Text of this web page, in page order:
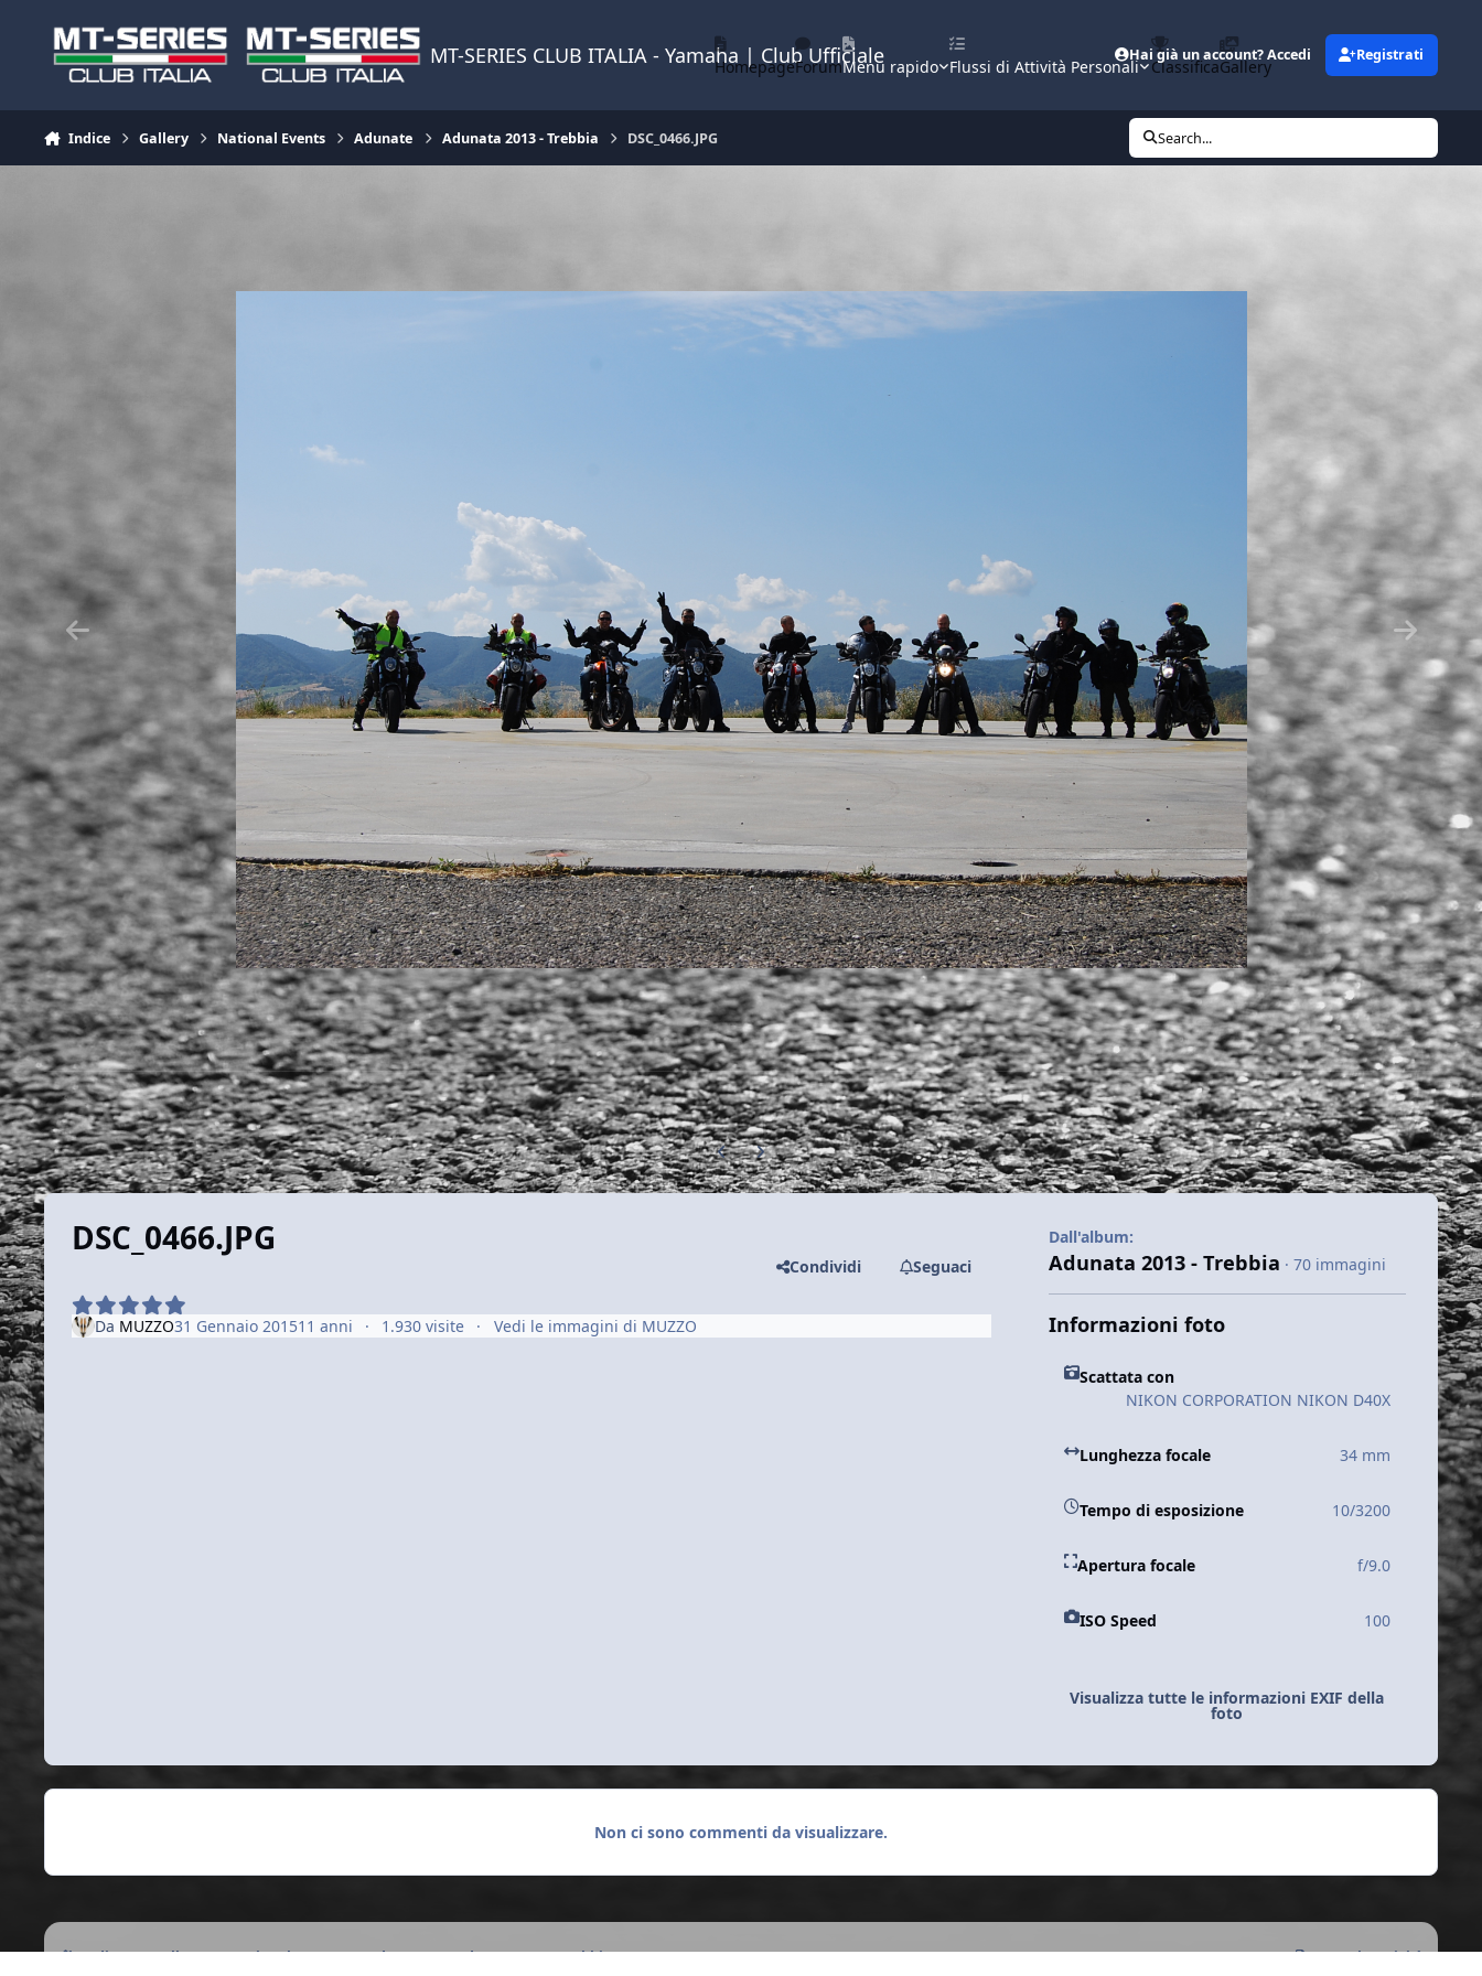
MT-SERIES CLUB ITALIA - Yamaha | Club Ufficiale
HomepageForumMenu rapido Flussi di Attività Personali ClassificaGallery
Hai già un account? Accedi Registrati
Indice Gallery National Events Adunate Adunata 2013 - Trebbia DSC_0466.JPG Search...
Previous carousel slide
Next carousel slide
DSC_0466.JPG
Condividi Seguaci
Da MUZZO31 Gennaio 201511 anni 1.930 visite Vedi le immagini di MUZZO
Dall'album:
Adunata 2013 - Trebbia · 70 immagini
Informazioni foto
Scattata con
NIKON CORPORATION NIKON D40X
Lunghezza focale 34 mm
Tempo di esposizione 10/3200
Apertura focale f/9.0
ISO Speed 100
Visualizza tutte le informazioni EXIF della
foto
Non ci sono commenti da visualizzare.
Indice Gallery National Events Adunate Adunata 2013 - Trebbia DSC_0466.JPG Tutte le Attività